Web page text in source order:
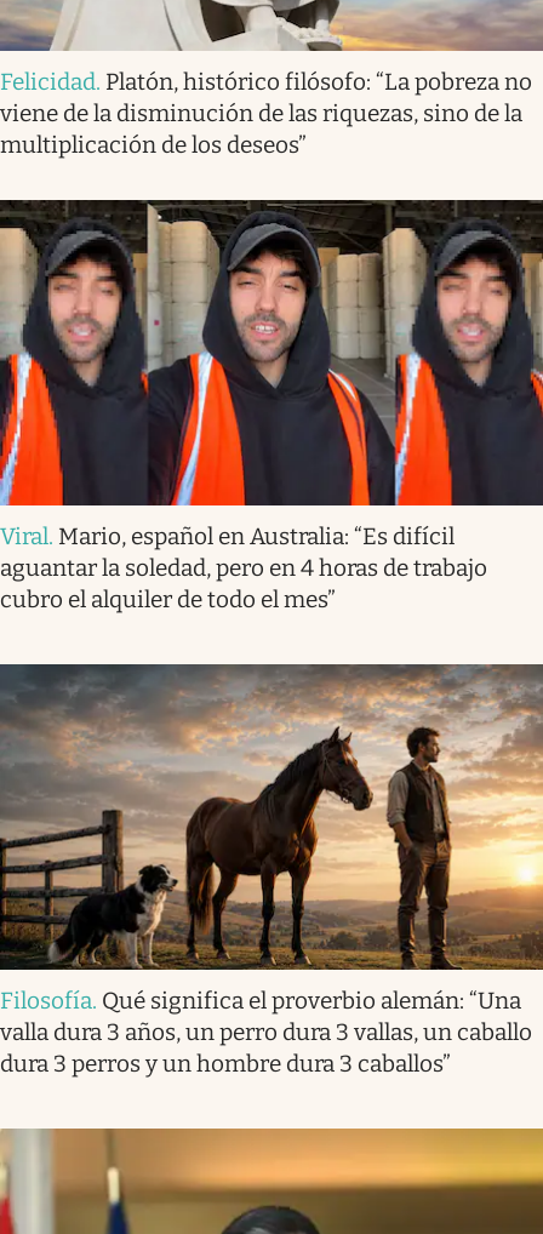
Felicidad. Platón, histórico filósofo: “La pobreza no
viene de la disminución de las riquezas, sino de la
multiplicación de los deseos”
Viral. Mario, español en Australia: “Es difícil
aguantar la soledad, pero en 4 horas de trabajo
cubro el alquiler de todo el mes”
Filosofía. Qué significa el proverbio alemán: “Una
valla dura 3 años, un perro dura 3 vallas, un caballo
dura 3 perros y un hombre dura 3 caballos”